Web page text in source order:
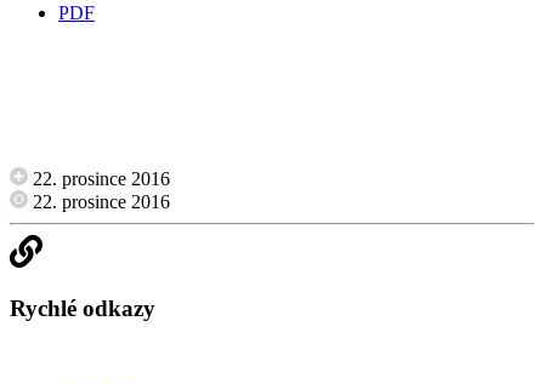
PDF
22. prosince 2016
22. prosince 2016
Rychlé odkazy